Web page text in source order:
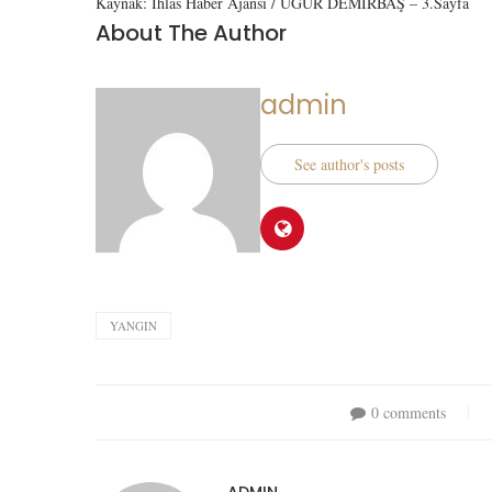
About The Author
admin
See author's posts
YANGIN
0 comments